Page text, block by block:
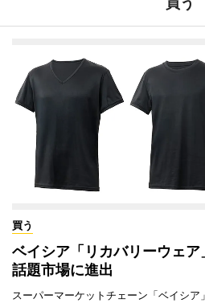
買う
ベイシア「リカバリーウェ
話題市場に進出
スーパーマーケットチェーン「ベイシ